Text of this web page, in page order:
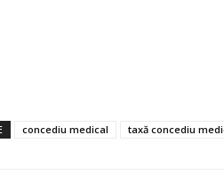
concediu medical taxă concediu